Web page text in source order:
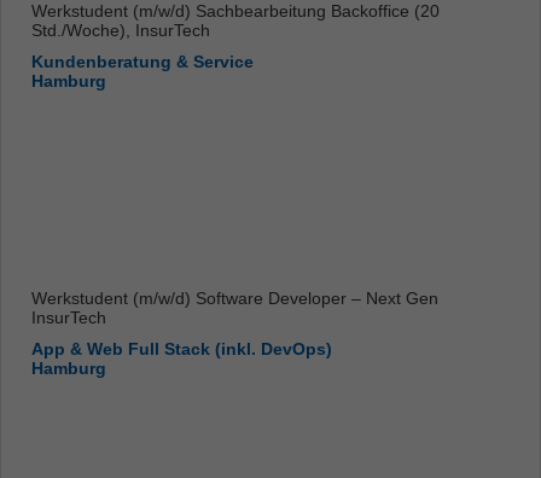
Werkstudent (m/w/d) Sachbearbeitung Backoffice (20
Std./Woche), InsurTech
Kundenberatung & Service
Hamburg
Werkstudent (m/w/d) Software Developer – Next Gen
InsurTech
App & Web Full Stack (inkl. DevOps)
Hamburg